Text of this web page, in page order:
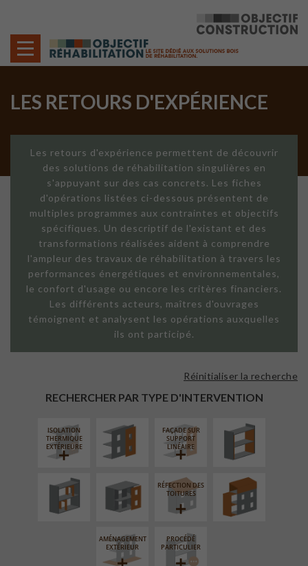
LES RETOURS D'EXPÉRIENCE
Les retours d'expérience permettent de découvrir
des solutions de réhabilitation singulières en
s'appuyant sur des cas concrets. Les fiches
d'opérations listées ci-dessous présentent de
multiples programmes aux contraintes et objectifs
spécifiques. Un descriptif de l'existant et des
transformations réalisées aident à comprendre
l'ampleur des travaux de réhabilitation à travers les
performances énergétiques et environnementales,
le confort d'usage ou encore les critères financiers.
Les différents acteurs, maîtres d'ouvrages
témoignent et analysent les opérations auxquelles
ils ont participé.
RECHERCHER PAR TYPE D'INTERVENTION
Réinitialiser la recherche
ISOLATION
THERMIQUE
EXTÉRIEURE
FAÇADE SUR
SUPPORT
LINÉAIRE
ISOLATION
INTÉRIEURE
RÉAMÉNAGEMENT
INTÉRIEUR
FERMETURE
LOGGIAS
RÉFECTION DES
TOITURES
SURÉLÉVATION
EXTENSION
AMÉNAGEMENT
EXTÉRIEUR
PROCÉDÉ
PARTICULIER